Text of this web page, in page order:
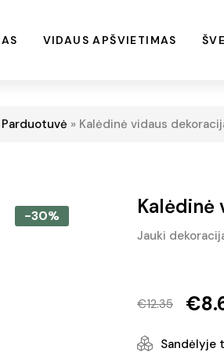
VIDAUS APŠVIETIMAS
Parduotuvė » Kalėdinė vidaus
-30% Kalėdinė
Jauki
€12.35
Original
€
Current
Sandėlyje